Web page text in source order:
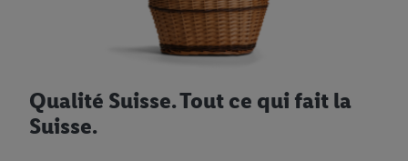
Qualité Suisse. Tout ce qui fait la
Suisse.